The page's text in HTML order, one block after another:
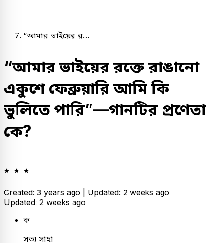
“আমার ভাইয়ের র…
“আমার ভাইয়ের রক্তে রাঙানো
একুশে ফেব্রুয়ারি আমি কি
ভুলিতে পারি”—গানটির প্রণেতা
কে?
Created: 3 years ago | Updated: 2 weeks ago
Updated: 2 weeks ago
ক
সত্য সাহা